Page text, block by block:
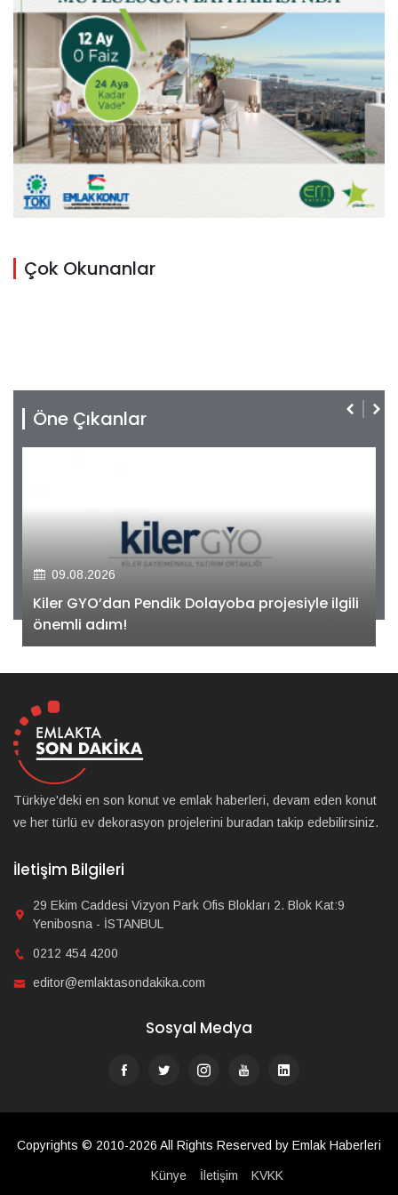
Çok Okunanlar
Öne Çıkanlar
09.08.2026
Kiler GYO’dan Pendik Dolayoba projesiyle ilgili
önemli adım!
Türkiye'deki en son konut ve emlak haberleri, devam eden konut
ve her türlü ev dekorasyon projelerini buradan takip edebilirsiniz.
İletişim Bilgileri
29 Ekim Caddesi Vizyon Park Ofis Blokları 2. Blok Kat:9
Yenibosna - İSTANBUL
0212 454 4200
editor@emlaktasondakika.com
Sosyal Medya
Copyrights © 2010-2026 All Rights Reserved by Emlak Haberleri
Künye İletişim KVKK